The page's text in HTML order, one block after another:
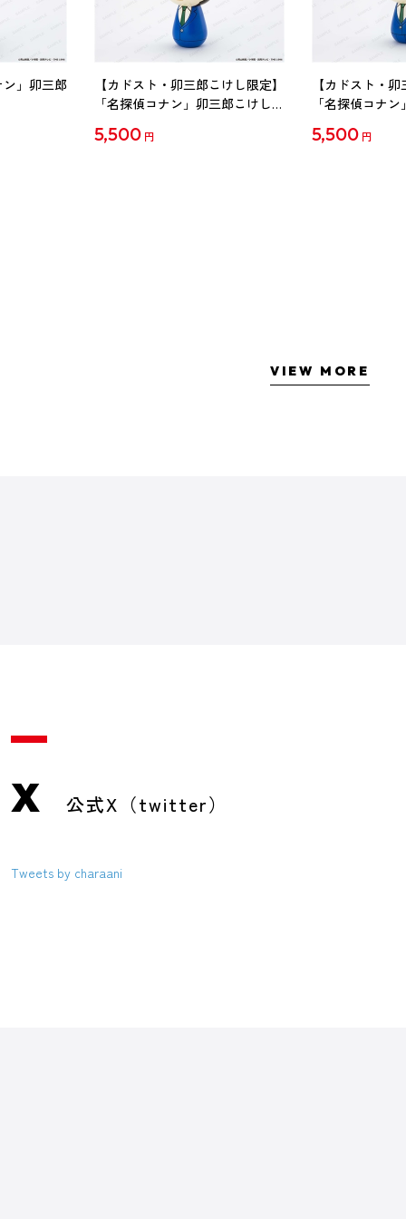
」卯三郎
【カドスト・卯三郎こけし限定】
「名探偵コナン」卯三郎こけし
5,500 円
【カドスト・
「名探偵コナ
5,500 円
VIEW MORE
X 公式X（twitter）
Tweets by charaani